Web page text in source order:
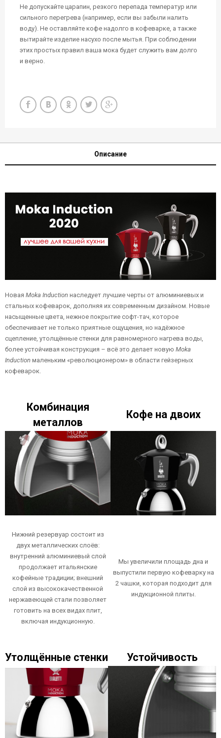
Не допускайте царапин, резкого перепада температур или
сильного перегрева (например, если вы забыли налить
воду). Не оставляйте кофе надолго в кофеварке, а также
вытирайте изделие насухо после мытья. При соблюдении
этих простых правил ваша мока будет служить вам долго
и верно.
Описание
Новая Moka Induction наследует лучшие черты от алюминиевых и
стальных кофеварок, дополняя их современным дизайном. Новые
насыщенные цвета, нежное покрытие софт-тач, которое
обеспечивает не только приятные ощущения, но надёжное
сцепление, утолщённые стенки для равномерного нагрева воды,
более устойчивая конструкция – всё это делает новую Moka
Induction маленьким «революционером» в области гейзерных
кофеварок.
Комбинация
металлов
Кофе на двоих
Нижний резервуар состоит из
двух металлических слоёв:
внутренний алюминиевый слой
продолжает итальянские
кофейные традиции; внешний
слой из высококачественной
нержавеющей стали позволяет
готовить на всех видах плит,
включая индукционную.
Мы увеличили площадь дна и
выпустили первую кофеварку на
2 чашки, которая подходит для
индукционной плиты.
Утолщённые стенки Устойчивость